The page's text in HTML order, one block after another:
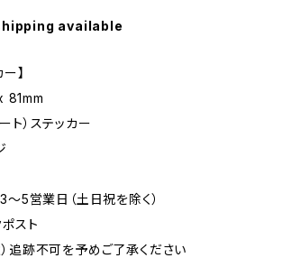
available
】
81mm
ト）ステッカー
〜5営業日（土日祝を除く）
スト
）追跡不可を予めご了承ください